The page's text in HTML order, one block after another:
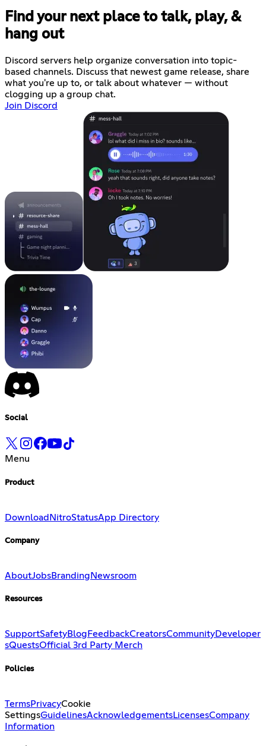
Find your next place to talk, play, &
hang out
Discord servers help organize conversation into topic-
based channels. Discuss that newest game release, share
what you're up to, or talk about whatever — without
clogging up a group chat.
Join Discord
Social
Menu
Product
Download NitroStatusApp Directory
Company
AboutJobsBranding Newsroom
Resources
SupportSafetyBlog FeedbackCreatorsCommunityDeveloper
sQuestsOfficial 3rd Party Merch
Policies
TermsPrivacyCookie
SettingsGuidelinesAcknowledgementsLicensesCompany
Information